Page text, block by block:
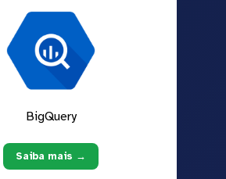
BigQuery
Saiba mais →